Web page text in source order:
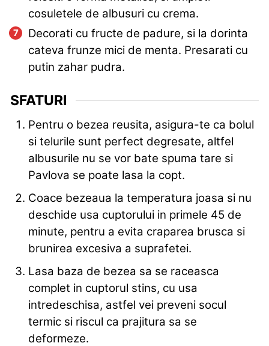
cosuletele de albusuri cu crema.
Decorati cu fructe de padure, si la dorinta
cateva frunze mici de menta. Presarati cu
putin zahar pudra.
SFATURI
Pentru o bezea reusita, asigura-te ca bolul
si telurile sunt perfect degresate, altfel
albusurile nu se vor bate spuma tare si
Pavlova se poate lasa la copt.
Coace bezeaua la temperatura joasa si nu
deschide usa cuptorului in primele 45 de
minute, pentru a evita craparea brusca si
brunirea excesiva a suprafetei.
Lasa baza de bezea sa se raceasca
complet in cuptorul stins, cu usa
intredeschisa, astfel vei preveni socul
termic si riscul ca prajitura sa se
deformeze.